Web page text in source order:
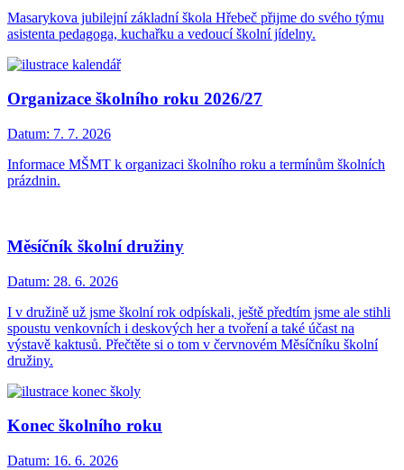
Masarykova jubilejní základní škola Hřebeč přijme do svého týmu
asistenta pedagoga, kuchařku a vedoucí školní jídelny.
Organizace školního roku 2026/27
Datum: 7. 7. 2026
Informace MŠMT k organizaci školního roku a termínům školních
prázdnin.
Měsíčník školní družiny
Datum: 28. 6. 2026
I v družině už jsme školní rok odpískali, ještě předtím jsme ale stihli
spoustu venkovních i deskových her a tvoření a také účast na
výstavě kaktusů. Přečtěte si o tom v červnovém Měsíčníku školní
družiny.
Konec školního roku
Datum: 16. 6. 2026